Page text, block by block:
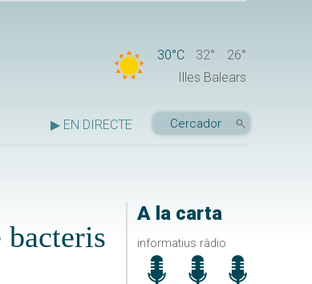
30°C 32°
26°
Illes Balears
▶ EN DIRECTE
A la carta
informatius ràdio